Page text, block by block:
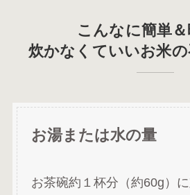
こんなに簡単＆
炊かなくていいお米
お湯または水の量
お茶碗約１杯分（約60g